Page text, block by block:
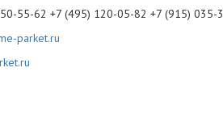
55-62 +7 (495) 120-05-82 +7 (915) 035-
parket.ru